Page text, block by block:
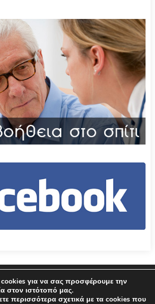
Όροι χρήσης – Πολιτική Απορρήτου
για να σας προσφέρουμε την
στον ιστότοπό μας.
περισσότερα σχετικά με τα cookies που